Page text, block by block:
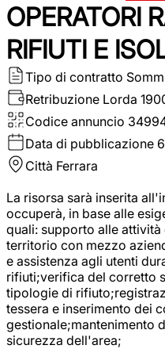
OPERATORI
RIFIUTI E
Tipo di contratto
Retribuzione Lorda
Codice annuncio
Data di pubblicazione
Città Ferrara
La risorsa sarà inserita
occuperà, in base alle
quali: supporto alle
territorio con mezzo
e assistenza agli utenti
rifiuti;verifica del corretto
tipologie di
tessera e inserimento dei
gestionale;mantenimento
sicurezza dell'area;